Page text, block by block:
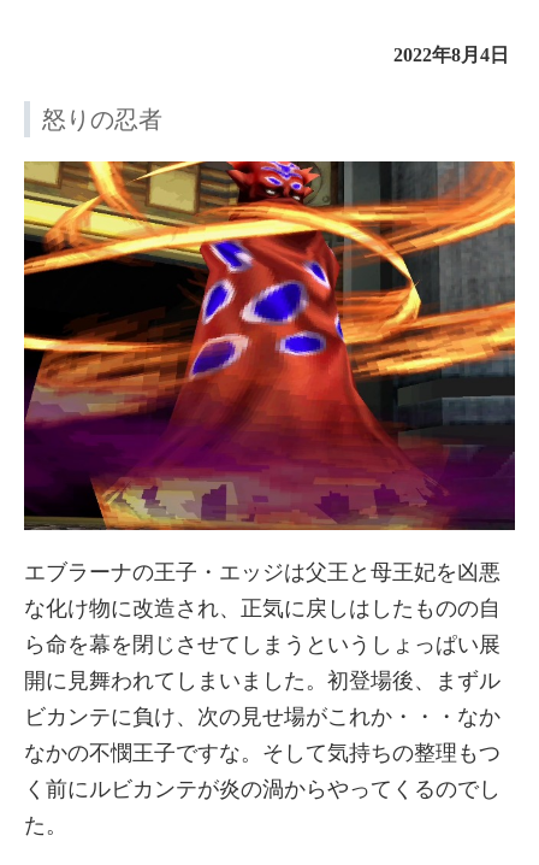
2022年8月4日
怒りの忍者
エブラーナの王子・エッジは父王と母王妃を凶悪
な化け物に改造され、正気に戻しはしたものの自
ら命を幕を閉じさせてしまうというしょっぱい展
開に見舞われてしまいました。初登場後、まずル
ビカンテに負け、次の見せ場がこれか・・・なか
なかの不憫王子ですな。そして気持ちの整理もつ
く前にルビカンテが炎の渦からやってくるのでし
た。